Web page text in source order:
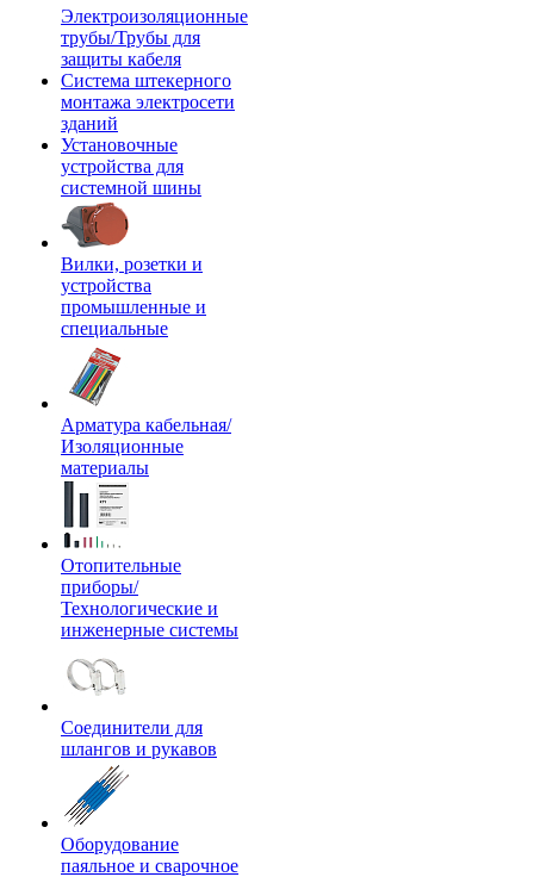
Электроизоляционные
трубы/Трубы для
защиты кабеля
Система штекерного
монтажа электросети
зданий
Установочные
устройства для
системной шины
Вилки, розетки и
устройства
промышленные и
специальные
Арматура кабельная/
Изоляционные
материалы
Отопительные
приборы/
Технологические и
инженерные системы
Соединители для
шлангов и рукавов
Оборудование
паяльное и сварочное